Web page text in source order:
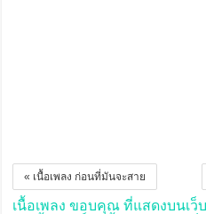
« เนื้อเพลง ก่อนที่มันจะสาย
เนื้อเพลง ขอบคุณ ที่แสดงบนเว็